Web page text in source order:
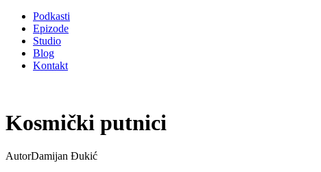
Podkasti
Epizode
Studio
Blog
Kontakt
Kosmički putnici
AutorDamijan Đukić